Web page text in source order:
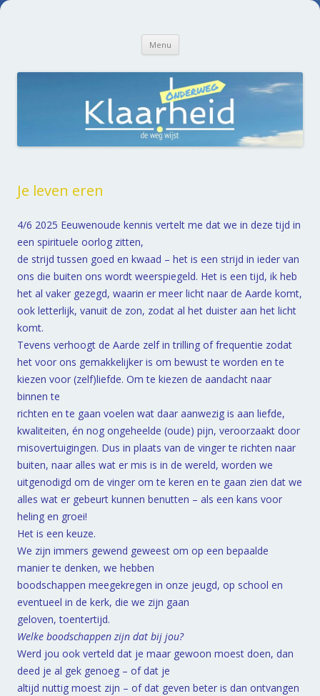
Menu Spring naar de inhoud
Je leven eren
4/6 2025 Eeuwenoude kennis vertelt me dat we in deze tijd in
een spirituele oorlog zitten,
de strijd tussen goed en kwaad – het is een strijd in ieder van
ons die buiten ons wordt weerspiegeld. Het is een tijd, ik heb
het al vaker gezegd, waarin er meer licht naar de Aarde komt,
ook letterlijk, vanuit de zon, zodat al het duister aan het licht
komt.
Tevens verhoogt de Aarde zelf in trilling of frequentie zodat
het voor ons gemakkelijker is om bewust te worden en te
kiezen voor (zelf)liefde. Om te kiezen de aandacht naar
binnen te
richten en te gaan voelen wat daar aanwezig is aan liefde,
kwaliteiten, én nog ongeheelde (oude) pijn, veroorzaakt door
misovertuigingen. Dus in plaats van de vinger te richten naar
buiten, naar alles wat er mis is in de wereld, worden we
uitgenodigd om de vinger om te keren en te gaan zien dat we
alles wat er gebeurt kunnen benutten – als een kans voor
heling en groei!
Het is een keuze.
We zijn immers gewend geweest om op een bepaalde
manier te denken, we hebben
boodschappen meegekregen in onze jeugd, op school en
eventueel in de kerk, die we zijn gaan
geloven, toentertijd.
Welke boodschappen zijn dat bij jou?
Werd jou ook verteld dat je maar gewoon moest doen, dan
deed je al gek genoeg – of dat je
altijd nuttig moest zijn – of dat geven beter is dan ontvangen